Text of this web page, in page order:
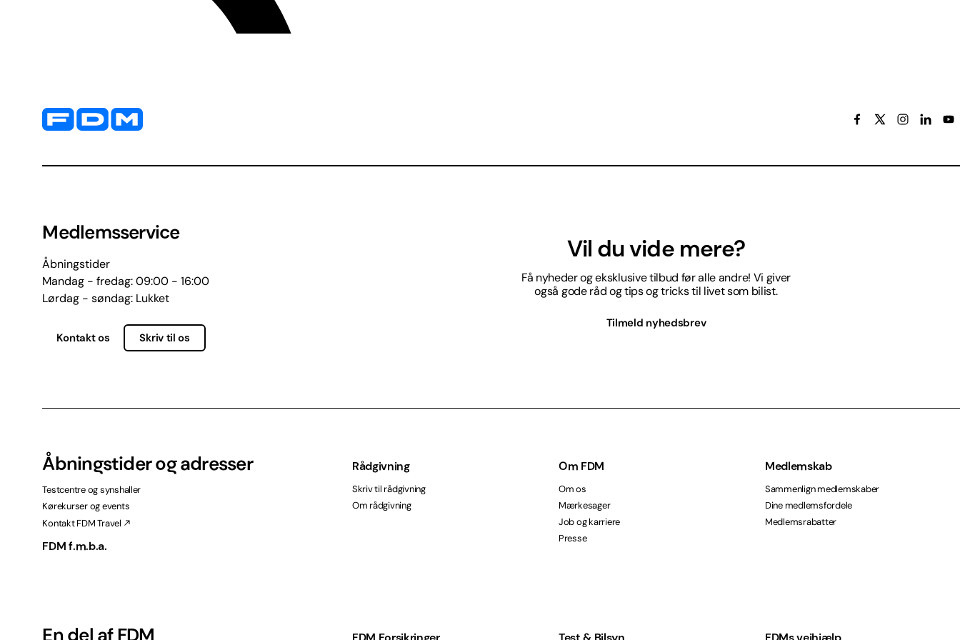
Yderligere information og kontaktoplysninger
Medlemsservice
Åbningstider
Mandag - fredag: 09:00 - 16:00
Lørdag - søndag: Lukket
Kontakt os Skriv til os
Vil du vide mere?
Få nyheder og eksklusive tilbud før alle andre! Vi giver
også gode råd og tips og tricks til livet som bilist.
Tilmeld nyhedsbrev
Åbningstider og adresser
Testcentre og synshaller
Kørekurser og events
Kontakt FDM Travel
FDM f.m.b.a.
En del af FDM
Rådgivning
Skriv til rådgivning
Om rådgivning
Om FDM
Om os
Mærkesager
Job og karriere
Presse
Medlemskab
Sammenlign medlemskaber
Dine medlemsfordele
Medlemsrabatter